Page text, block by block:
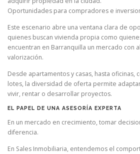
Oportunidades para compradores e
Este escenario abre una ventana clara de
quienes buscan vivienda propia como
encuentran en Barranquilla un mercado con
valorización.
Desde apartamentos y casas, hasta oficinas,
lotes, la diversidad de oferta permite
vivir, rentar o desarrollar proyectos.
EL PAPEL DE UNA ASESORÍA EXPERTA
En un mercado en crecimiento, tomar
diferencia.
En Sales Inmobiliaria, entendemos el